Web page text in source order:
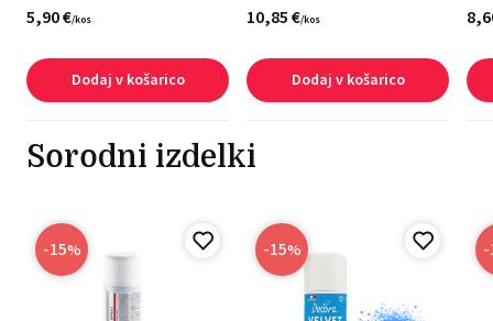
5,90€/kos
Dodaj v košarico
10,85€/kos
Dodaj v košarico
8,
Sorodni izdelki
-15% -15%